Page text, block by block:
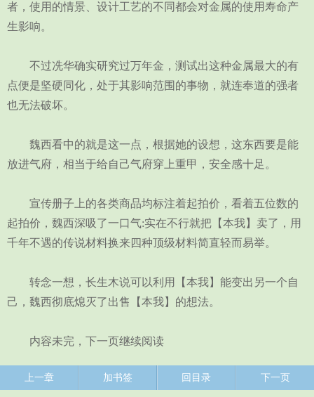
者，使用的情景、设计工艺的不同都会对金属的使用寿命产
生影响。
不过冼华确实研究过万年金，测试出这种金属最大的有
点便是坚硬同化，处于其影响范围的事物，就连奉道的强者
也无法破坏。
魏西看中的就是这一点，根据她的设想，这东西要是能
放进气府，相当于给自己气府穿上重甲，安全感十足。
宣传册子上的各类商品均标注着起拍价，看着五位数的
起拍价，魏西深吸了一口气:实在不行就把【本我】卖了，用
千年不遇的传说材料换来四种顶级材料简直轻而易举。
转念一想，长生木说可以利用【本我】能变出另一个自
己，魏西彻底熄灭了出售【本我】的想法。
内容未完，下一页继续阅读
上一章 加书签 回目录 下一页